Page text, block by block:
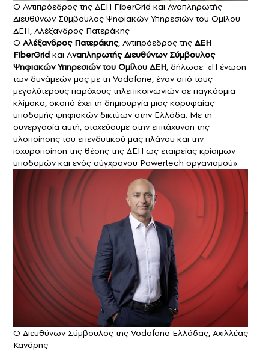
Ο Αντιπρόεδρος της ΔΕΗ FiberGrid και Αναπληρωτής
Διευθύνων Σύμβουλος Ψηφιακών Υπηρεσιών του Ομίλου
ΔΕΗ, Αλέξανδρος Πατεράκης
Ο Αλέξανδρος Πατεράκης, Αντιπρόεδρος της ΔΕΗ
FiberGrid και Αναπληρωτής Διευθύνων Σύμβουλος
Ψηφιακών Υπηρεσιών του Ομίλου ΔΕΗ, δήλωσε: «Η ένωση
των δυνάμεών μας με τη Vodafone, έναν από τους
μεγαλύτερους παρόχους τηλεπικοινωνιών σε παγκόσμια
κλίμακα, σκοπό έχει τη δημιουργία μιας κορυφαίας
υποδομής ψηφιακών δικτύων στην Ελλάδα. Με τη
συνεργασία αυτή, στοχεύουμε στην επιτάχυνση της
υλοποίησης του επενδυτικού μας πλάνου και την
ισχυροποίηση της θέσης της ΔΕΗ ως εταιρείας κρίσιμων
υποδομών και ενός σύγχρονου Powertech οργανισμού».
Ο Διευθύνων Σύμβουλος της Vodafone Ελλάδας, Αχιλλέας
Κανάρης